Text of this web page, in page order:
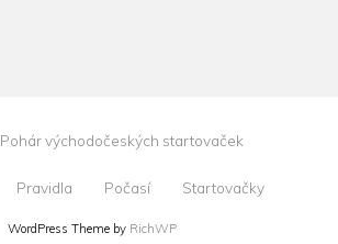
Pohár východočeských startovaček
Pravidla Počasí Startovačky
WordPress Theme by RichWP